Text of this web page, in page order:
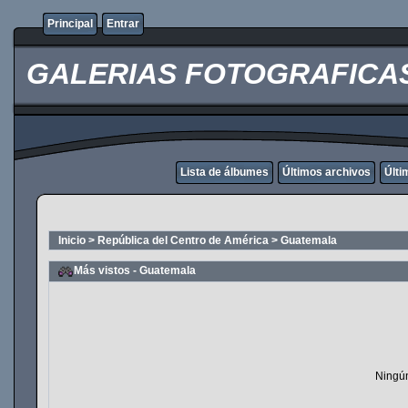
Principal Entrar
GALERIAS
Lista de álbumes Últimos archivos
Inicio > República del Centro de América > Guatemala
Más vistos - Guatemala